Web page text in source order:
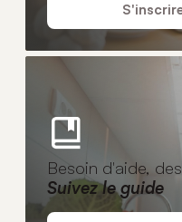
Besoin d'aide,
Suivez le guide